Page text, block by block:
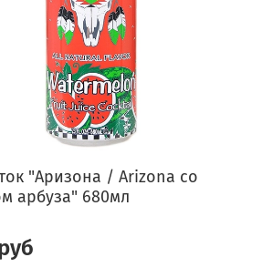
"Аризона / Arizona со
арбуза" 680мл